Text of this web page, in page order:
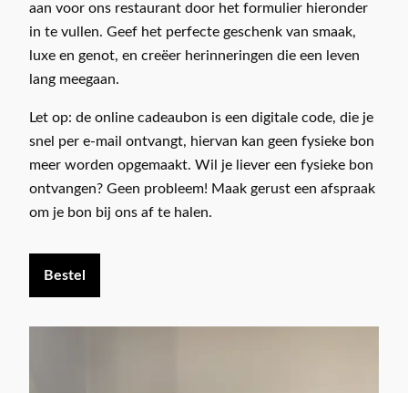
aan voor ons restaurant door het formulier hieronder
in te vullen. Geef het perfecte geschenk van smaak,
luxe en genot, en creëer herinneringen die een leven
lang meegaan.
Let op: de online cadeaubon is een digitale code, die je
snel per e-mail ontvangt, hiervan kan geen fysieke bon
meer worden opgemaakt. Wil je liever een fysieke bon
ontvangen? Geen probleem! Maak gerust een afspraak
om je bon bij ons af te halen.
Bestel